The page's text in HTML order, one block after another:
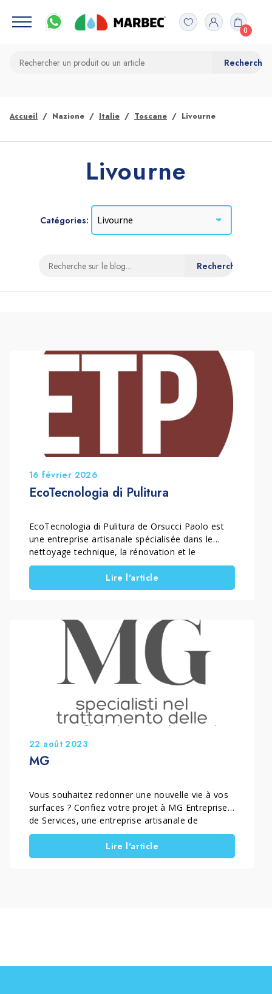
0
Accueil Nazione Italie Toscane Livourne
Livourne
Catégories:
16 février 2026
EcoTecnologia di Pulitura
EcoTecnologia di Pulitura de Orsucci Paolo est
une entreprise artisanale spécialisée dans le
nettoyage technique, la rénovation et le
traitement protecteur des sols et des surfaces
en pierre. Active dans les provinces de Lucques,
Massa Carrara, Livourne et Pise, en Italie, elle
Lire l'article
22 août 2023
MG
Vous souhaitez redonner une nouvelle vie à vos
surfaces ? Confiez votre projet à MG Entreprise
de Services, une entreprise artisanale de
confiance qui intervient dans toute l’Italie
centrale, avec une forte présence en Toscane,
Italie, en proposant des services professionnels
Lire l'article